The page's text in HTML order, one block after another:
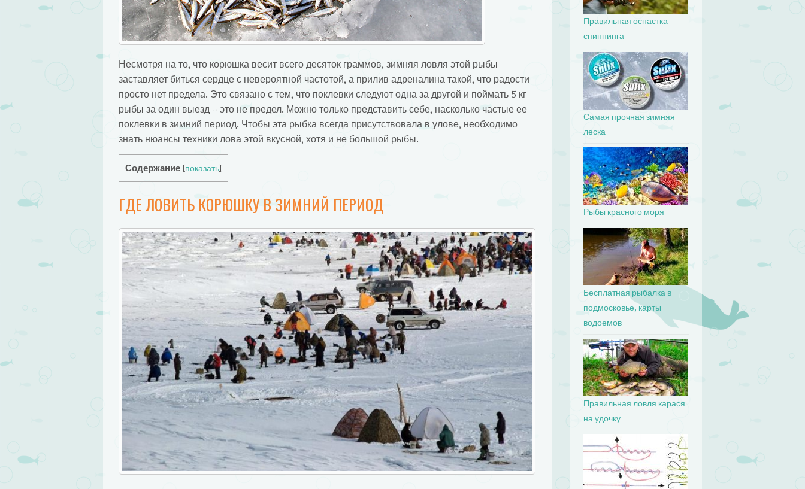
Несмотря на то, что корюшка весит всего десяток граммов, зимняя ловля этой рыбы
заставляет биться сердце с невероятной частотой, а прилив адреналина такой, что радости
просто нет предела. Это связано с тем, что поклевки следуют одна за другой и поймать 5 кг
рыбы за один выезд – это не предел. Можно только представить себе, насколько частые ее
поклевки в зимний период. Чтобы эта рыбка всегда присутствовала в улове, необходимо
знать нюансы техники лова этой вкусной, хотя и не большой рыбы.
Содержание [показать]
ГДЕ ЛОВИТЬ КОРЮШКУ В ЗИМНИЙ ПЕРИОД
Правильная оснастка
спиннинга
Самая прочная зимняя
леска
Рыбы красного моря
Бесплатная рыбалка в
подмосковье, карты
водоемов
Правильная ловля карася
на удочку